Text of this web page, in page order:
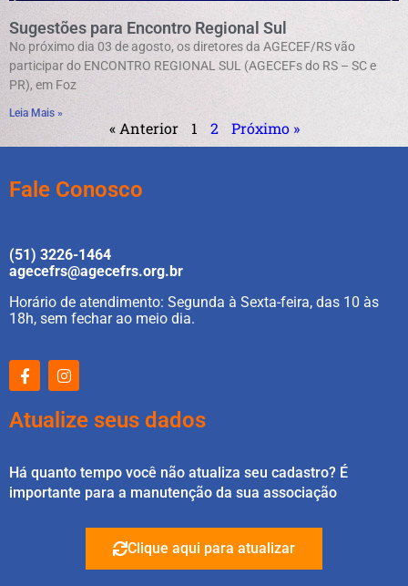
Sugestões para Encontro Regional Sul
No próximo dia 03 de agosto, os diretores da AGECEF/RS vão
participar do ENCONTRO REGIONAL SUL (AGECEFs do RS – SC e
PR), em Foz
Leia Mais »
« Anterior 1 2 Próximo »
Fale Conosco
(51) 3226-1464
agecefrs@agecefrs.org.br
Horário de atendimento: Segunda à Sexta-feira, das 10 às
18h, sem fechar ao meio dia.
Atualize seus dados
Há quanto tempo você não atualiza seu cadastro? É
importante para a manutenção da sua associação
Clique aqui para atualizar